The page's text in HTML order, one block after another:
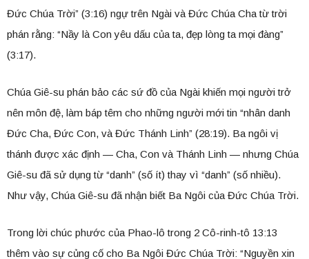
Đức Chúa Trời” (3:16) ngự trên Ngài và Đức Chúa Cha từ trời
phán rằng: “Nầy là Con yêu dấu của ta, đẹp lòng ta mọi đàng”
(3:17).
Chúa Giê-su phán bảo các sứ đồ của Ngài khiến mọi người trở
nên môn đệ, làm báp têm cho những người mới tin “nhân danh
Đức Cha, Đức Con, và Đức Thánh Linh” (28:19). Ba ngôi vị
thánh được xác định — Cha, Con và Thánh Linh — nhưng Chúa
Giê-su đã sử dụng từ “danh” (số ít) thay vì “danh” (số nhiều).
Như vậy, Chúa Giê-su đã nhận biết Ba Ngôi của Đức Chúa Trời.
Trong lời chúc phước của Phao-lô trong 2 Cô-rinh-tô 13:13
thêm vào sự củng cố cho Ba Ngôi Đức Chúa Trời: “Nguyền xin